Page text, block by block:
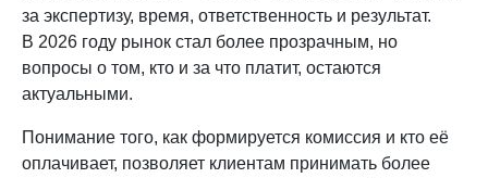
за экспертизу, время, ответственность и результат.
В 2026 году рынок стал более прозрачным, но
вопросы о том, кто и за что платит, остаются
актуальными.
Понимание того, как формируется комиссия и кто её
оплачивает, позволяет клиентам принимать более